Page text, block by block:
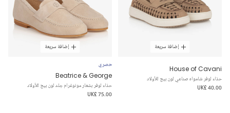
إضافة سريعة
House of Cavani
حذاء لوفر شامواه صناعي لون بيج للأولاد
UK£ 40.00
إضافة سريعة
حصري
Beatrice & George
حذاء لوفر بشعار مونوغرام جلد لون بيج للأولاد
UK£ 75.00